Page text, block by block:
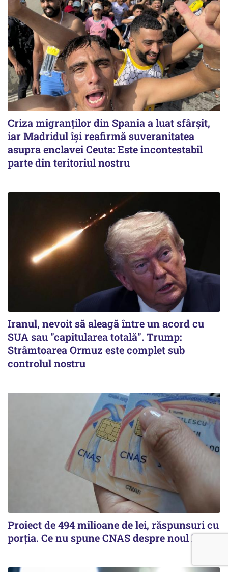
Criza migranților din Spania a luat sfârșit,
iar Madridul își reafirmă suveranitatea
asupra enclavei Ceuta: Este incontestabil
parte din teritoriul nostru
Iranul, nevoit să aleagă între un acord cu
SUA sau "capitularea totală". Trump:
Strâmtoarea Ormuz este complet sub
controlul nostru
Proiect de 494 milioane de lei, răspunsuri cu
porția. Ce nu spune CNAS despre noul PIAS